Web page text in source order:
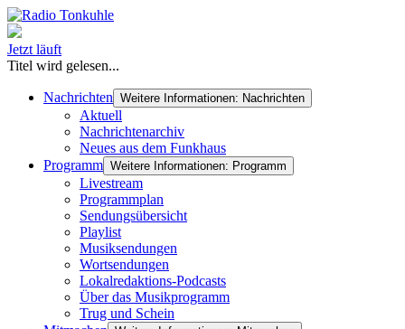
Jetzt läuft
Titel wird gelesen...
Nachrichten Weitere Informationen: Nachrichten
Aktuell
Nachrichtenarchiv
Neues aus dem Funkhaus
Programm Weitere Informationen: Programm
Livestream
Programmplan
Sendungsübersicht
Playlist
Musiksendungen
Wortsendungen
Lokalredaktions-Podcasts
Über das Musikprogramm
Trug und Schein